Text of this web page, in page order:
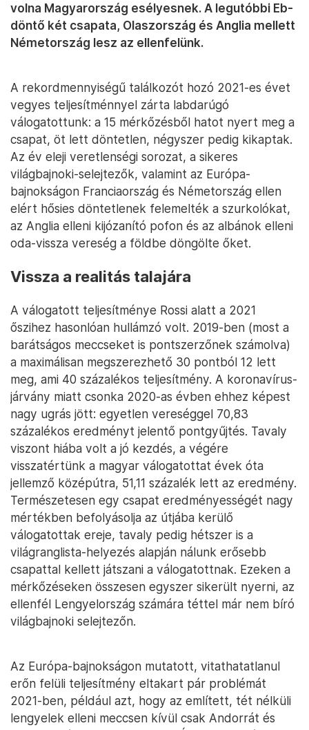
volna Magyarország esélyesnek. A legutóbbi Eb-
döntő két csapata, Olaszország és Anglia mellett
Németország lesz az ellenfelünk.
A rekordmennyiségű találkozót hozó 2021-es évet
vegyes teljesítménnyel zárta labdarúgó
válogatottunk: a 15 mérkőzésből hatot nyert meg a
csapat, öt lett döntetlen, négyszer pedig kikaptak.
Az év eleji veretlenségi sorozat, a sikeres
világbajnoki-selejtezők, valamint az Európa-
bajnokságon Franciaország és Németország ellen
elért hősies döntetlenek felemelték a szurkolókat,
az Anglia elleni kijózanító pofon és az albánok elleni
oda-vissza vereség a földbe döngölte őket.
Vissza a realitás talajára
A válogatott teljesítménye Rossi alatt a 2021
őszihez hasonlóan hullámzó volt. 2019-ben (most a
barátságos meccseket is pontszerzőnek számolva)
a maximálisan megszerezhető 30 pontból 12 lett
meg, ami 40 százalékos teljesítmény. A koronavírus-
járvány miatt csonka 2020-as évben ehhez képest
nagy ugrás jött: egyetlen vereséggel 70,83
százalékos eredményt jelentő pontgyűjtés. Tavaly
viszont hiába volt a jó kezdés, a végére
visszatértünk a magyar válogatottat évek óta
jellemző középútra, 51,11 százalék lett az eredmény.
Természetesen egy csapat eredményességét nagy
mértékben befolyásolja az útjába kerülő
válogatottak ereje, tavaly pedig hétszer is a
világranglista-helyezés alapján nálunk erősebb
csapattal kellett játszani a válogatottnak. Ezeken a
mérkőzéseken összesen egyszer sikerült nyerni, az
ellenfél Lengyelország számára téttel már nem bíró
világbajnoki selejtezőn.
Az Európa-bajnokságon mutatott, vitathatatlanul
erőn felüli teljesítmény eltakart pár problémát
2021-ben, például azt, hogy az említett, tét nélküli
lengyelek elleni meccsen kívül csak Andorrát és